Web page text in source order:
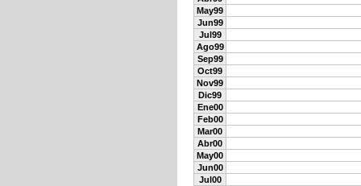
May99
Jun99
Jul99
Ago99
Sep99
Oct99
Nov99
Dic99
Ene00
Feb00
Mar00
Abr00
May00
Jun00
Jul00